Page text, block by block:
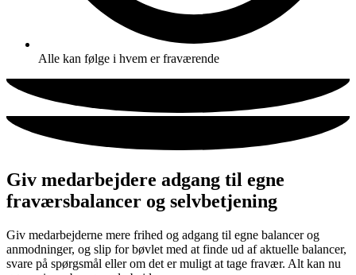
Alle kan følge i hvem er fraværende
Giv medarbejdere adgang til egne
fraværsbalancer og selvbetjening
Giv medarbejderne mere frihed og adgang til egne balancer og
anmodninger, og slip for bøvlet med at finde ud af aktuelle balancer,
svare på spørgsmål eller om det er muligt at tage fravær. Alt kan nu